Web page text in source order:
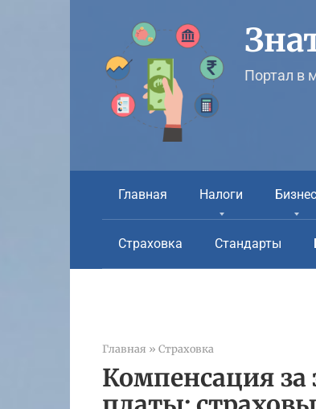
Портал в
Главная Налоги Бизнес
Страховка Стандарты
Главная » Страховка
Компенсация за